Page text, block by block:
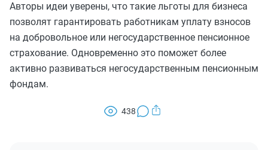
Авторы идеи уверены, что такие льготы для бизнеса
позволят гарантировать работникам уплату взносов
на добровольное или негосударственное пенсионное
страхование. Одновременно это поможет более
активно развиваться негосударственным пенсионным
фондам.
438